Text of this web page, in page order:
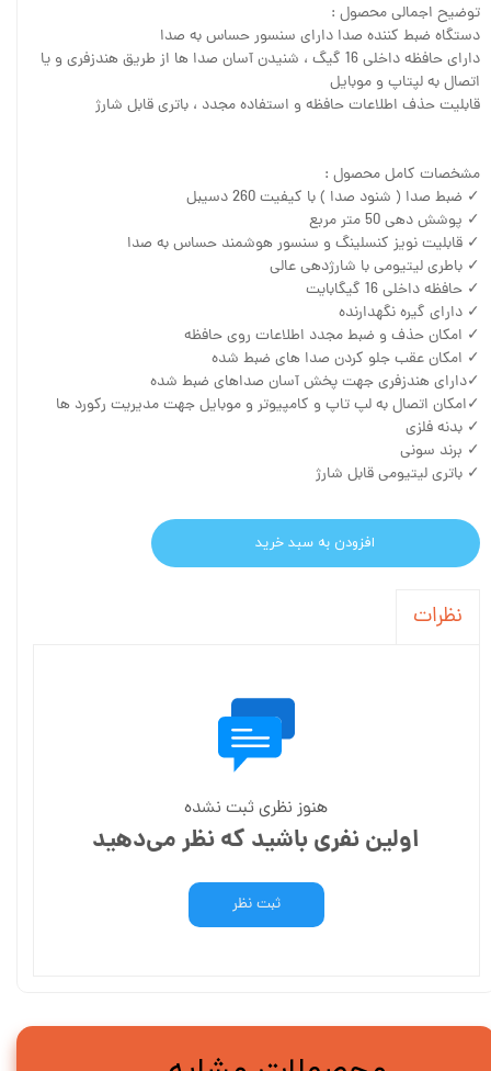
توضیح اجمالی محصول :
دستگاه ضبط کننده صدا دارای سنسور حساس به صدا
دارای حافظه داخلی 16 گیگ ، شنیدن آسان صدا ها از طریق هندزفری و یا
اتصال به لپتاپ و موبایل
قابلیت حذف اطلاعات حافظه و استفاده مجدد ، باتری قابل شارژ
مشخصات کامل محصول :
✓ ضبط صدا ( شنود صدا ) با کیفیت 260 دسیبل
✓ پوشش دهی 50 متر مربع
✓ قابلیت نویز کنسلینگ و سنسور هوشمند حساس به صدا
✓ باطری لیتیومی با شارژدهی عالی
✓ حافظه داخلی 16 گیگابایت
✓ دارای گیره نگهدارنده
✓ امکان حذف و ضبط مجدد اطلاعات روی حافظه
✓ امکان عقب جلو کردن صدا های ضبط شده
✓دارای هندزفری جهت پخش آسان صداهای ضبط شده
✓امکان اتصال به لپ تاپ و کامپیوتر و موبایل جهت مدیریت رکورد ها
✓ بدنه فلزی
✓ برند سونی
✓ باتری لیتیومی قابل شارژ
افزودن به سبد خرید
نظرات
هنوز نظری ثبت نشده
اولین نفری باشید که نظر می‌دهید
ثبت نظر